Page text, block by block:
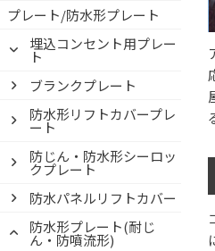
プレート/防水形プレート
埋込コンセント用プレー
ト
ブランクプレート
防水形リフトカバープレ
ート
防じん・防水形シーロッ
クプレート
防水パネルリフトカバー
防水形プレート(耐じ
ん・防噴流形)